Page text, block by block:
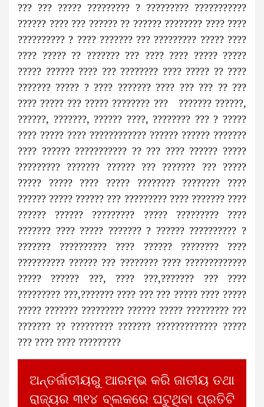
??? ??? ????? ????????? ? ????????? ???????????
?????? ???? ??? ?????? ?? ?????? ???????? ???? ????
?????????? ? ???? ??????? ??? ????????? ????? ????
???? ????? ?? ??????? ??? ???? ???? ????? ?????
????? ?????? ???? ??? ???????? ???? ????? ?? ????
??????? ????? ? ???? ??????? ???? ??? ??? ?? ???
???? ????? ??? ????? ???????? ??? ??????? ??????,
??????, ???????, ?????? ????, ???????? ??? ? ?????
???? ????? ???? ???????????? ?????? ?????? ???????
???? ?????? ??????????? ?? ??? ???? ?????? ?????
????????? ??????? ?????? ??? ??????? ??? ?????
????? ????? ???? ????? ???????? ???????? ????
?????? ????? ?????? ??? ????????? ???? ??????? ????
?????? ?????? ????????? ????? ????????? ????
??????? ???? ????? ??????? ? ?????? ?????????? ?
??????? ?????????? ???? ?????? ???????? ????
?????????? ?????? ??? ???????? ???? ?????????????
????? ?????? ???, ???? ???,??????? ??? ????
????????? ???,??????? ???? ??? ??? ????? ???? ?????
????? ??????? ????????? ?????? ????? ????????? ???
??????? ?? ????????? ??????? ????????????? ?????
??? ???? ???? ?????????
ଅନ୍ତର୍ଜାତୀୟରୁ ଆରମ୍ଭ କରି ଜାତୀୟ ତଥା
ରାଜ୍ୟର ୩୧୪ ବ୍ଲକରେ ଘଟୁଥିବା ପ୍ରତିଟି